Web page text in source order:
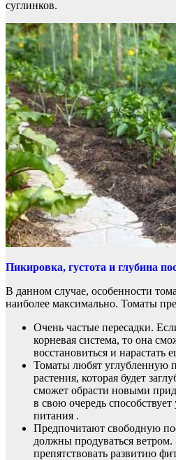
суглинков.
Пикировка, густота и глубина
В данном случае, особенности
наиболее максимально. Томаты
Очень частые пересадки.
корневая система, то она
восстановиться и нарастать
Томаты любят углубленную
растения, которая будет
сможет обрасти новыми
в свою очередь
питания .
Предпочитают свободную
должны продуваться
препятствовать развитию